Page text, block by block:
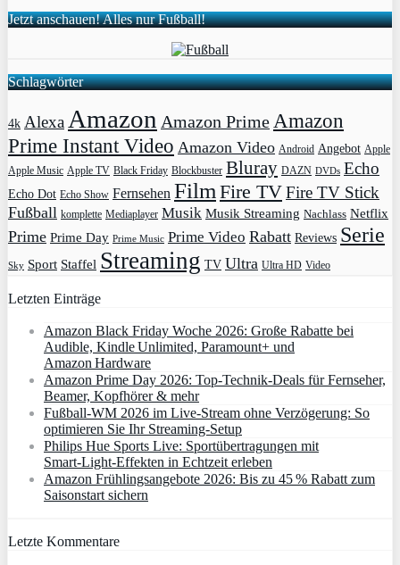
Jetzt anschauen! Alles nur Fußball!
Schlagwörter
4k Alexa Amazon Amazon PrimeAmazon
Prime Instant Video Amazon Video Android Angebot Apple
Apple Music Apple TV Black Friday Blockbuster Bluray DAZN DVDs Echo
Echo Dot Echo Show Fernsehen Film Fire TVFire TV Stick
Fußball komplette Mediaplayer Musik Musik Streaming Nachlass Netflix
Prime Prime Day Prime Music Prime Video Rabatt Reviews Serie
Sky Sport Staffel Streaming TV Ultra Ultra HD Video
Letzten Einträge
Amazon Black Friday Woche 2026: Große Rabatte bei
Audible, Kindle Unlimited, Paramount+ und
Amazon Hardware
Amazon Prime Day 2026: Top-Technik-Deals für Fernseher,
Beamer, Kopfhörer & mehr
Fußball-WM 2026 im Live-Stream ohne Verzögerung: So
optimieren Sie Ihr Streaming-Setup
Philips Hue Sports Live: Sportübertragungen mit
Smart‑Light‑Effekten in Echtzeit erleben
Amazon Frühlingsangebote 2026: Bis zu 45 % Rabatt zum
Saisonstart sichern
Letzte Kommentare